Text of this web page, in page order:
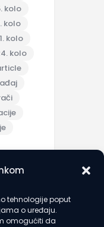
tehnologije poput
o uređaju.
omogućiti da
kolo
kolo
kolo
kolo
scores
u9